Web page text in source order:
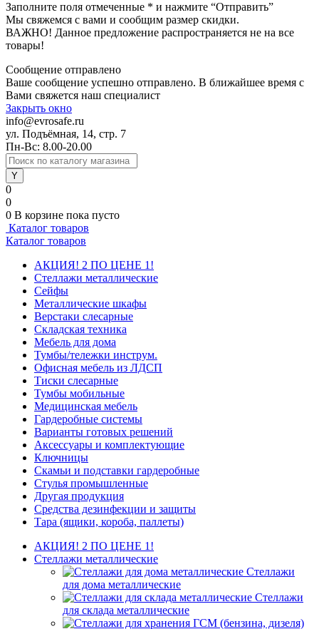
Заполните поля отмеченные * и нажмите “Отправить”
Мы свяжемся с вами и сообщим размер скидки.
ВАЖНО! Данное предложение распространяется не на все
товары!
Сообщение отправлено
Ваше сообщение успешно отправлено. В ближайшее время с
Вами свяжется наш специалист
Закрыть окно
info@evrosafe.ru
ул. Подъёмная, 14, стр. 7
Пн-Вс: 8.00-20.00
0
0
0 В корзине пока пусто
Каталог товаров
Каталог товаров
АКЦИЯ! 2 ПО ЦЕНЕ 1!
Стеллажи металлические
Сейфы
Металлические шкафы
Верстаки слесарные
Складская техника
Мебель для дома
Тумбы/тележки инструм.
Офисная мебель из ЛДСП
Тиски слесарные
Тумбы мобильные
Медицинская мебель
Гардеробные системы
Варианты готовых решений
Аксессуары и комплектующие
Ключницы
Скамьи и подставки гардеробные
Стулья промышленные
Другая продукция
Средства дезинфекции и защиты
Тара (ящики, короба, паллеты)
АКЦИЯ! 2 ПО ЦЕНЕ 1!
Стеллажи металлические
Стеллажи
для дома металлические
Стеллажи
для склада металлические